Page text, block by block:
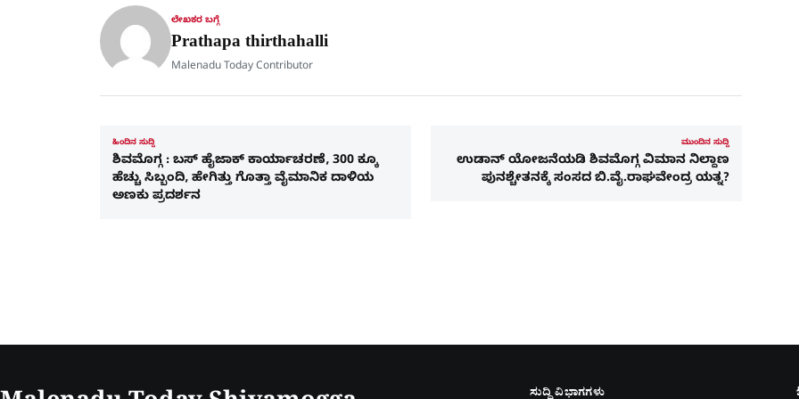
ಲೇಖಕರ ಬಗ್ಗೆ
Prathapa thirthahalli
Malenadu Today Contributor
ಹಿಂದಿನ ಸುದ್ದಿ
ಶಿವಮೊಗ್ಗ : ಬಸ್​ ಹೈಜಾಕ್​ ಕಾರ್ಯಾಚರಣೆ, 300 ಕ್ಕೂ
ಹೆಚ್ಚು ಸಿಬ್ಬಂದಿ, ಹೇಗಿತ್ತು ಗೊತ್ತಾ ವೈಮಾನಿಕ ದಾಳಿಯ
ಅಣಕು ಪ್ರದರ್ಶನ
ಮುಂದಿನ ಸುದ್ದಿ
ಉಡಾನ್ ಯೋಜನೆಯಡಿ ಶಿವಮೊಗ್ಗ ವಿಮಾನ ನಿಲ್ದಾಣ
ಪುನಶ್ಚೇತನಕ್ಕೆ ಸಂಸದ ಬಿ.ವೈ.ರಾಘವೇಂದ್ರ ಯತ್ನ?
ಸುದ್ದಿ ವಿಭಾಗಗಳು